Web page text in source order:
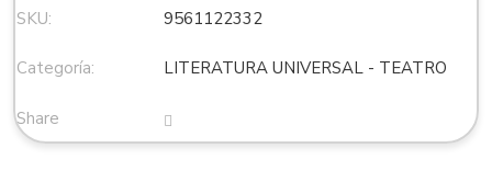
SKU: 9561122332
Categoría: LITERATURA UNIVERSAL - TEATRO
Share